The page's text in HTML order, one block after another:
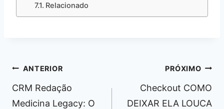
Relacionado
Navegação
de
Post
ANTERIOR
CRM Redação
Medicina Legacy: O
PRÓXIMO
Checkout COMO
DEIXAR ELA LOUCA